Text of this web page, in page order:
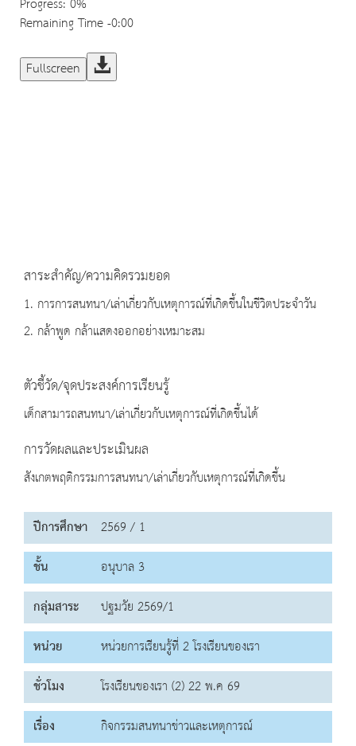
Progress: 0%
Remaining Time-0:00
Fullscreen
สาระสำคัญ/ความคิดรวมยอด
1. การการสนทนา/เล่าเกี่ยวกับเหตุการณ์ที่เกิดขึ้นในชีวิตประจำวัน
2. กล้าพูด กล้าแสดงออกอย่างเหมาะสม
ตัวชี้วัด/จุดประสงค์การเรียนรู้
เด็กสามารถสนทนา/เล่าเกี่ยวกับเหตุการณ์ที่เกิดขึ้นได้
การวัดผลและประเมินผล
สังเกตพฤติกรรมการสนทนา/เล่าเกี่ยวกับเหตุการณ์ที่เกิดขึ้น
ปีการศึกษา 2569 / 1
ชั้น
อนุบาล 3
กลุ่มสาระ
ปฐมวัย 2569/1
หน่วย
หน่วยการเรียนรู้ที่ 2 โรงเรียนของเรา
ชั่วโมง
โรงเรียนของเรา (2) 22 พ.ค 69
เรื่อง
กิจกรรมสนทนาข่าวและเหตุการณ์